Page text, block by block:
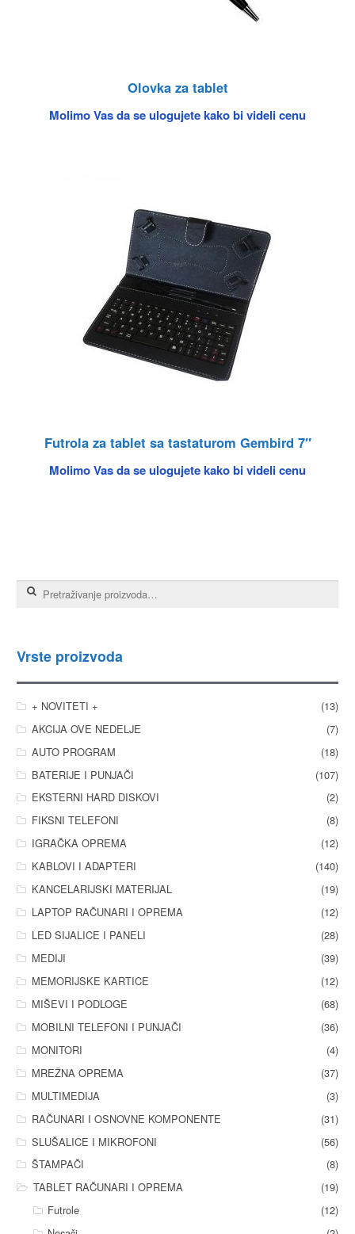
Olovka za tablet
Molimo Vas da se ulogujete kako bi videli cenu
Futrola za tablet sa tastaturom Gembird 7″
Molimo Vas da se ulogujete kako bi videli cenu
Pretraga za:
Vrste proizvoda
+ NOVITETI +
(13)
AKCIJA OVE NEDELJE
(7)
AUTO PROGRAM
(18)
BATERIJE I PUNJAČI
(107)
EKSTERNI HARD DISKOVI
(2)
FIKSNI TELEFONI
(8)
IGRAČKA OPREMA
(12)
KABLOVI I ADAPTERI
(140)
KANCELARIJSKI MATERIJAL
(19)
LAPTOP RAČUNARI I OPREMA
(12)
LED SIJALICE I PANELI
(28)
MEDIJI
(39)
MEMORIJSKE KARTICE
(12)
MIŠEVI I PODLOGE
(68)
MOBILNI TELEFONI I PUNJAČI
(36)
MONITORI
(4)
MREŽNA OPREMA
(37)
MULTIMEDIJA
(3)
RAČUNARI I OSNOVNE KOMPONENTE
(31)
SLUŠALICE I MIKROFONI
(56)
ŠTAMPAČI
(8)
TABLET RAČUNARI I OPREMA
(19)
Futrole
(12)